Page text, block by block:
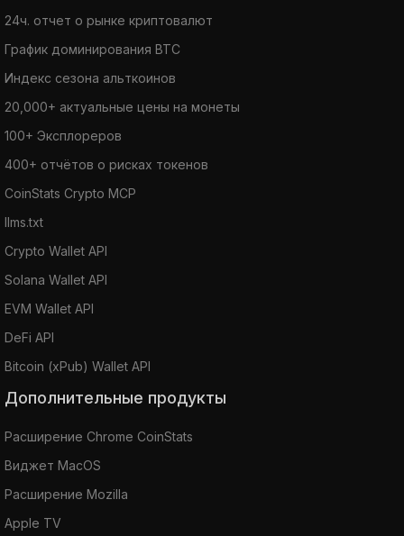
24ч. отчет о рынке криптовалют
График доминирования BTC
Индекс сезона альткоинов
20,000+ актуальные цены на монеты
100+ Эксплореров
400+ отчётов о рисках токенов
CoinStats Crypto MCP
llms.txt
Crypto Wallet API
Solana Wallet API
EVM Wallet API
DeFi API
Bitcoin (xPub) Wallet API
Дополнительные продукты
Расширение Chrome CoinStats
Виджет MacOS
Расширение Mozilla
Apple TV